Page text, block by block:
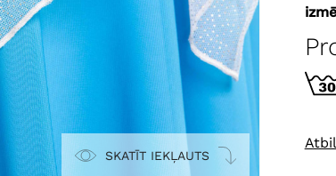
SKATĪT IEKĻAUTS